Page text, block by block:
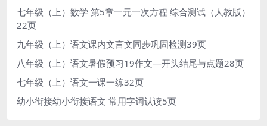
七年级（上）数学 第5章一元一次方程 综合测试（人教版）
22页
九年级（上）语文课内文言文同步巩固检测39页
八年级（上）语文暑假预习19作文—开头结尾与点题28页
七年级（上）语文一课一练32页
幼小衔接幼小衔接语文 常用字词认读5页